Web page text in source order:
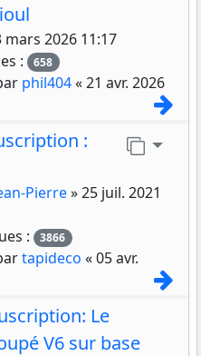
mars 2026 11:17
: 658
phil404«21 avr. 2026
Aller
:
Pierre»25 juil. 2021
: 3866
tapideco «05 avr.
Le
V6 sur base